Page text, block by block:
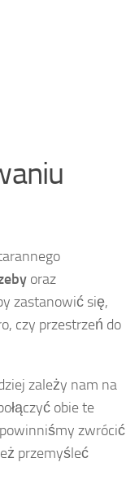
oraz
zastanowić się,
czy przestrzeń do
zależy nam na
obie te
zwrócić
przemyśleć